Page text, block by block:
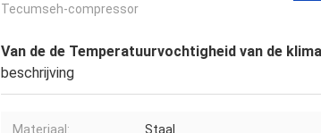
Tecumseh-compressor
Van de de Temperatuurvochtigheid van de
beschrijving
Materiaal: Staal